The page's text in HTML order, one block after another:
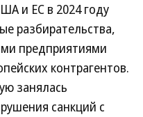
и ЕС в 2024 году
разбирательства,
предприятиями
контрагентов.
занялась
санкций с